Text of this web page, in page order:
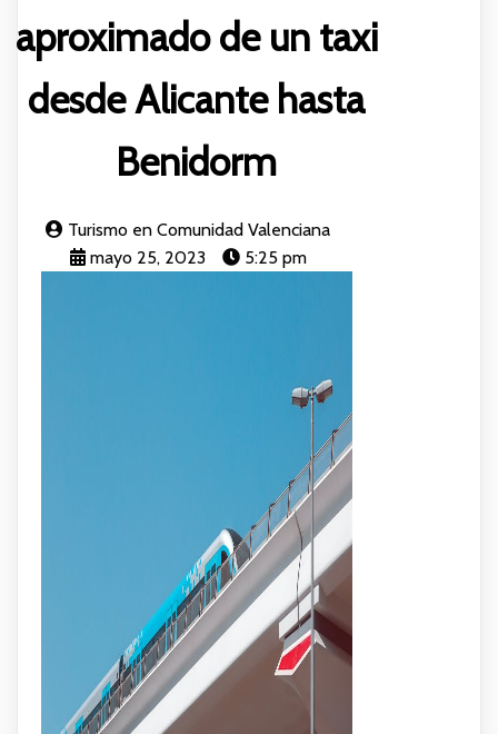
aproximado de un taxi
desde Alicante hasta
Benidorm
Turismo en Comunidad Valenciana
mayo 25, 2023
5:25 pm